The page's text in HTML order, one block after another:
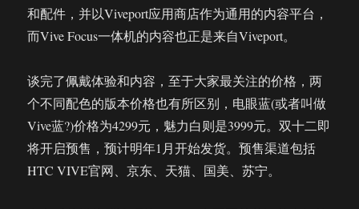
和配件，并以Viveport应用商店作为通用的内容平台，
而Vive Focus一体机的内容也正是来自Viveport。
谈完了佩戴体验和内容，至于大家最关注的价格，两
个不同配色的版本价格也有所区别，电眼蓝(或者叫做
Vive蓝?)价格为4299元，魅力白则是3999元。双十二即
将开启预售，预计明年1月开始发货。预售渠道包括
HTC VIVE官网、京东、天猫、国美、苏宁。